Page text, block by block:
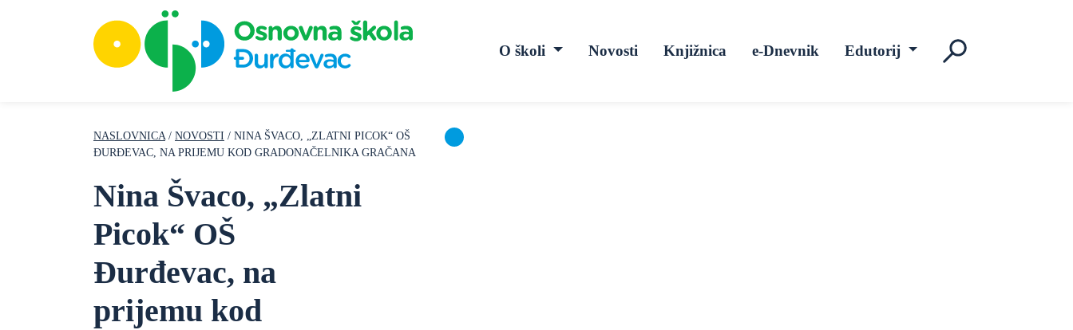
O školi Novosti Knjižnica e-Dnevnik Edutorij
NASLOVNICA / NOVOSTI / NINA ŠVACO, „ZLATNI PICOK“ OŠ
ĐURĐEVAC, NA PRIJEMU KOD GRADONAČELNIKA GRAČANA
Nina Švaco, „Zlatni
Picok“ OŠ
Đurđevac, na
prijemu kod